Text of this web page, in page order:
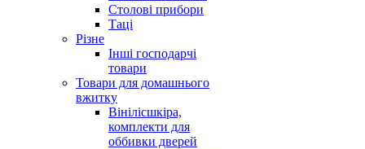
Столові прибори
Таці
Різне
Інші господарчі
товари
Товари для домашнього
вжитку
Вінілісшкіра,
комплекти для
оббивки дверей